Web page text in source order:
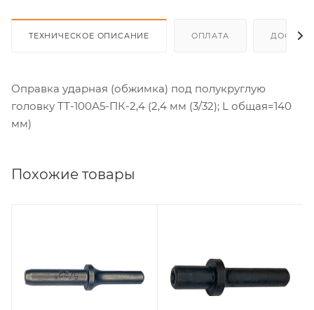
ТЕХНИЧЕСКОЕ ОПИСАНИЕ ОПЛАТА
Оправка ударная (обжимка) под полукруглую
головку ТТ-100А5-ПК-2,4 (2,4 мм (3/32); L общая=140
мм)
Похожие товары
RH-9502X(K), RH-
9503X(K), RH-
9504X(K), SR-
RH-9502X(K), RH-
9503X(K), RH-
9504X(K), SR-